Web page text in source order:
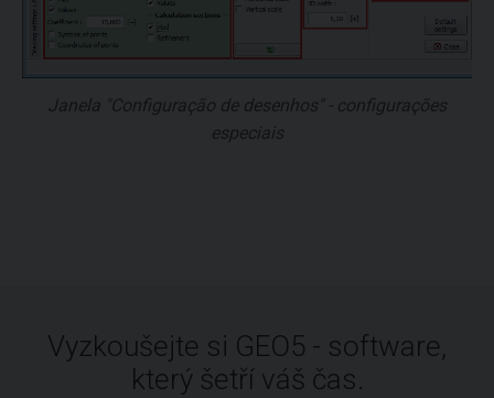
Janela "Configuração de desenhos" - configurações
especiais
Vyzkoušejte si GEO5 - software,
který šetří váš čas.